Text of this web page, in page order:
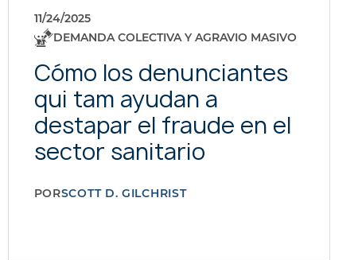
11/24/2025
DEMANDA COLECTIVA Y AGRAVIO MASIVO
Cómo los denunciantes
qui tam ayudan a
destapar el fraude en el
sector sanitario
PORSCOTT D. GILCHRIST